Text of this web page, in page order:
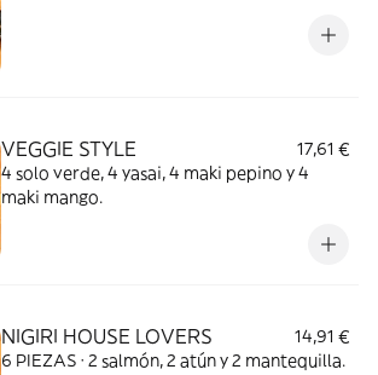
VEGGIE STYLE
17,61 €
4 solo verde, 4 yasai, 4 maki pepino y 4
maki mango.
NIGIRI HOUSE LOVERS
14,91 €
6 PIEZAS · 2 salmón, 2 atún y 2 mantequilla.